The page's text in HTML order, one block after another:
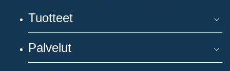
Tuotteet
Palvelut